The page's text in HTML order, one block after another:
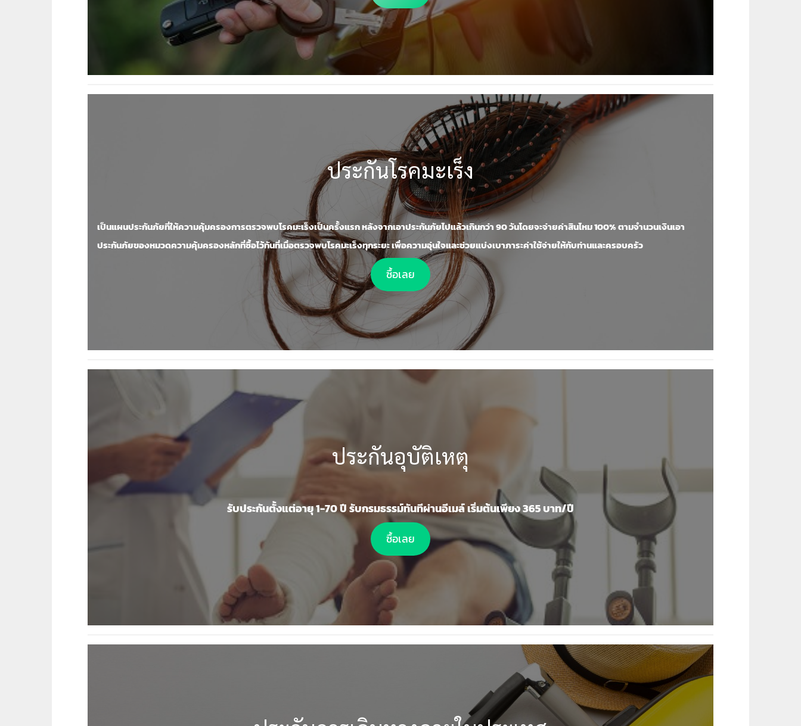
ประกันโรคมะเร็ง
เป็นแผนประกันภัยที่ให้ความคุ้มครองการตรวจพบโรคมะเร็งเป็นครั้งแรก หลังจากเอาประกันภัยไปแล้วเกินกว่า 90 วันโดยจะจ่ายค่าสินไหม 100% ตามจำนวนเงินเอา
ประกันภัยของหมวดความคุ้มครองหลักที่ซื้อไว้ทันที่เมื่อตรวจพบโรคมะเร็งทุกระยะ เพื่อความอุ่นใจและช่วยแบ่งเบาภาระค่าใช้จ่ายให้กับท่านและครอบครัว
ซื้อเลย
ประกันอุบัติเหตุ
รับประกันตั้งแต่อายุ 1-70 ปี รับกรมธรรม์ทันทีผ่านอีเมล์ เริ่มต้นเพียง 365 บาท/ปี
ซื้อเลย